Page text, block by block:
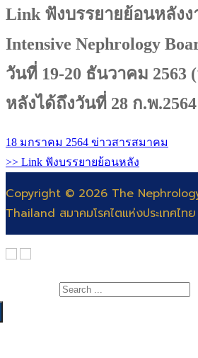
Link ฟังบรรยายย้อนหลัง
Intensive Nephrology
วันที่ 19-20 ธันวาคม 2563
หลังได้ถึงวันที่ 28 ก.พ
18 มกราคม 2564 ข่าวสารสมาคม
>> Link ฟังบรรยายย้อนหลัง
Copyright © 2026 The
Thailand สมาคมโรคไตแห่งประเทศไทย